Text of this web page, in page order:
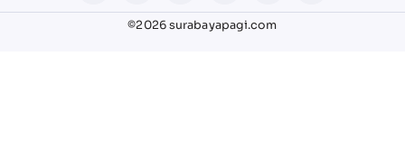
©2026 surabayapagi.com